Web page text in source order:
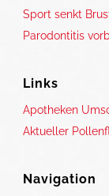
Sport senkt
Parodontitis
Links
Apotheken
Aktueller
Navigation